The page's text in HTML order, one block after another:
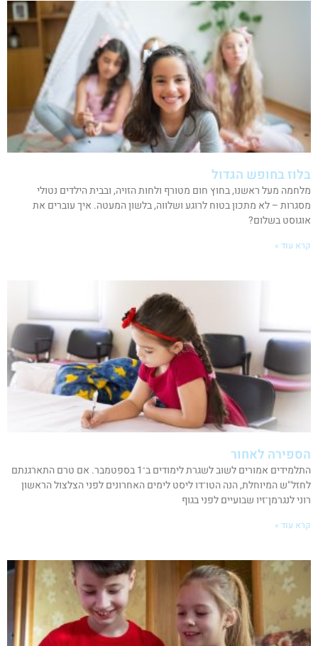
בלוז בחופש הגדול
מלחמה מעל ראשנו, בחוץ חום מטורף ולחות הזויה, ובבית הילדים נטולי
מסגרות – לא מתכון בטוח לרוגע ושלווה, בלשון המעטה. איך עוברים את
אוגוסט בשלום?
קרא עוד »
הספירה לאחור
התלמידים אמורים לשוב לשגרת לימודים ב־1 בספטמבר. אם טרם התארגנתם
לחזל"ש המיוחלת, הנה הטו־דו ליסט לימים האחרונים לפני הצלצול הראשון
רוני לנגרמן־זיו שבועיים לפני בגוף
קרא עוד »